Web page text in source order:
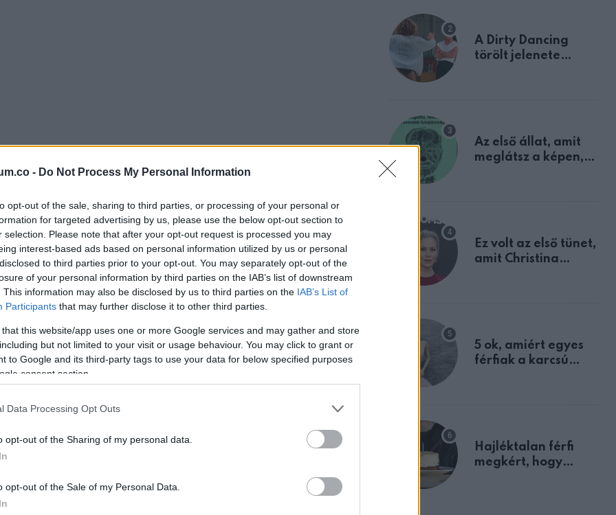
- Do Not Process My Personal Information
opt-out of the sale, sharing to third parties, or processing of your personal or
for targeted advertising by us, please use the below opt-out section to
selection. Please note that after your opt-out request is processed you may
interest-based ads based on personal information utilized by us or personal
to third parties prior to your opt-out. You may separately opt-out of the
of your personal information by third parties on the IAB’s list of downstream
This information may also be disclosed by us to third parties on the IAB’s List of
Participants that may further disclose it to other third parties.
that this website/app uses one or more Google services and may gather and store
but not limited to your visit or usage behaviour. You may click to grant or
to Google and its third-party tags to use your data for below specified purposes
consent section.
Data Processing Opt Outs
opt-out of the Sharing of my personal data.
opt-out of the Sale of my Personal Data.
Egyesült Államokból, türelmesen várták, hogy találkozhassanak a
jól ment. A szülés során semmi jel nem utalt arra, hogy a kislányukkal,
hogy valami nincs rendben. Nem tudták, mi az, amíg nem néztek bele
genetikusával.
A Dirty Dancing
törölt jelenete
Az első állat, amit
meglátsz a képen,
Ez volt az első tünet,
amit Christina
5 ok, amiért egyes
férfiak a karcsú
Hajléktalan férfi
megkért, hogy